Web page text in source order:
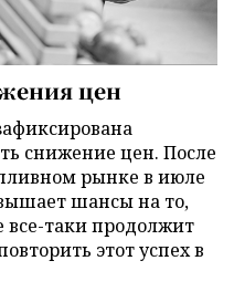
цен
снижение цен. После
рынке в июле
шансы на то,
все-таки продолжит
этот успех в